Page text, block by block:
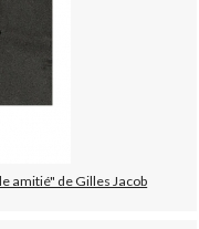
amitié" de Gilles Jacob